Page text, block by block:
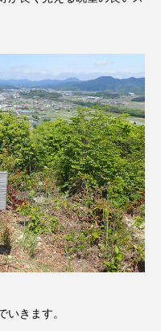
2026
教室
城紀行
美術館』
みえーる
かけ台
いきます。